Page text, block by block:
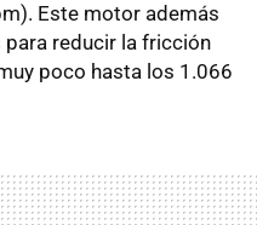
Este motor además
reducir la fricción
poco hasta los 1.066